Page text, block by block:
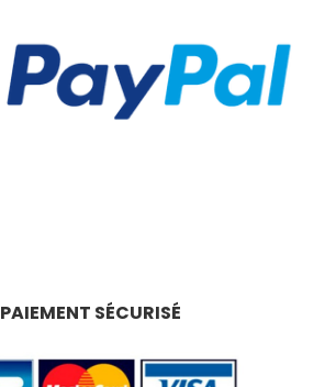
PAIEMENT SÉCURISÉ